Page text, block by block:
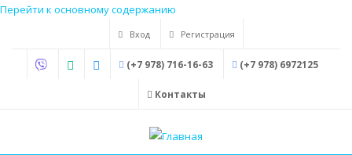
Перейти к основному содержанию
Вход Регистрация
(+7 978) 716-16-63 (+7 978) 6972125
Контакты